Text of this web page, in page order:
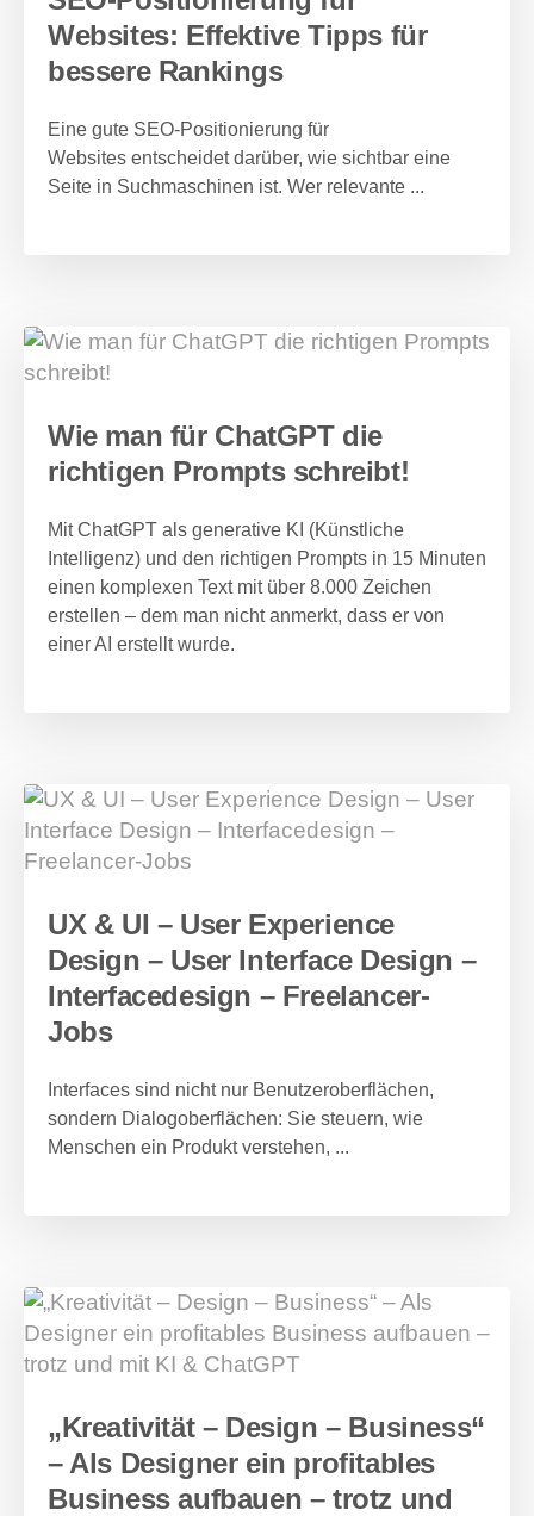
Websites: Effektive Tipps für
bessere Rankings
Eine gute SEO-Positionierung für
Websites entscheidet darüber, wie sichtbar eine
Seite in Suchmaschinen ist. Wer relevante ...
Wie man für ChatGPT die
richtigen Prompts schreibt!
Mit ChatGPT als generative KI (Künstliche
Intelligenz) und den richtigen Prompts in 15 Minuten
einen komplexen Text mit über 8.000 Zeichen
erstellen – dem man nicht anmerkt, dass er von
einer AI erstellt wurde.
UX & UI – User Experience
Design – User Interface Design –
Interfacedesign – Freelancer-
Jobs
Interfaces sind nicht nur Benutzeroberflächen,
sondern Dialogoberflächen: Sie steuern, wie
Menschen ein Produkt verstehen, ...
„Kreativität – Design – Business“
– Als Designer ein profitables
Business aufbauen – trotz und